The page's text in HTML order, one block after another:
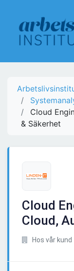
Cloud
& Säkerhet
Cloud
Cloud,
Hos vår kund